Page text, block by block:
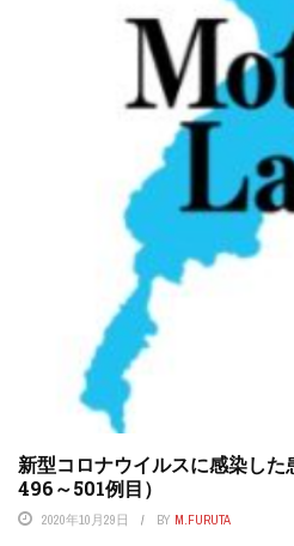
新型コロナウイルスに感染し
496～501例目）
2020年10月29日 BY M.FURUTA